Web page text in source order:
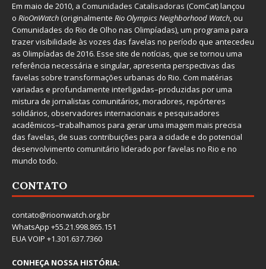
Em maio de 2010, a Comunidades Catalisadoras (ComCat) lançou
o RioOnWatch(originalmente Rio Olympics Neighborhood Watch, ou
Comunidades do Rio de Olho nas Olimpíadas), um programa para
trazer visibilidade às vozes das favelas no período que antecedeu
as Olimpíadas de 2016. Esse site de notícias, que se tornou uma
referência necessária e singular, apresenta perspectivas das
favelas sobre transformações urbanas do Rio. Com matérias
variadas e profundamente interligadas–produzidas por uma
mistura de jornalistas comunitários, moradores, repórteres
solidários, observadores internacionais e pesquisadores
acadêmicos–trabalhamos para gerar uma imagem mais precisa
das favelas, de suas contribuições para a cidade e do potencial
desenvolvimento comunitário liderado por favelas no Rio e no
mundo todo.
CONTATO
contato@rioonwatch.org.br
WhatsApp +55.21.998.865.151
EUA VOIP +1.301.637.7360
CONHEÇA NOSSA HISTÓRIA: